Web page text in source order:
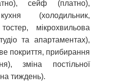
сейф (платно),
(холодильник,
мікрохвильова
та апартаментах),
покриття, прибирання
зміна постільної
тиждень).